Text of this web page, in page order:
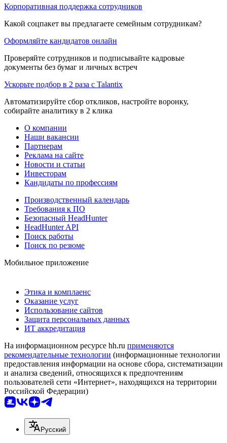
Корпоративная поддержка сотрудников
Какой соцпакет вы предлагаете семейным сотрудникам?
Оформляйте кандидатов онлайн
Проверяйте сотрудников и подписывайте кадровые
документы без бумаг и личных встреч
Ускорьте подбор в 2 раза с Talantix
Автоматизируйте сбор откликов, настройте воронку,
собирайте аналитику в 2 клика
О компании
Наши вакансии
Партнерам
Реклама на сайте
Новости и статьи
Инвесторам
Кандидаты по профессиям
Производственный календарь
Требования к ПО
Безопасный HeadHunter
HeadHunter API
Поиск работы
Поиск по резюме
Мобильное приложение
Этика и комплаенс
Оказание услуг
Использование сайтов
Защита персональных данных
ИТ аккредитация
На информационном ресурсе hh.ru применяются
рекомендательные технологии (информационные технологии
предоставления информации на основе сбора, систематизации
и анализа сведений, относящихся к предпочтениям
пользователей сети «Интернет», находящихся на территории
Российской Федерации)
Русский